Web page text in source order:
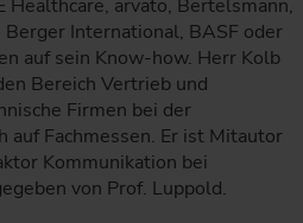
Healthcare, arvato, Bertelsmann,
Berger International, BASF oder
auf sein Know-how. Herr Kolb
Bereich Vertrieb und
Firmen bei der
auf Fachmessen. Er ist Mitautor
Kommunikation bei
von Prof. Luppold.